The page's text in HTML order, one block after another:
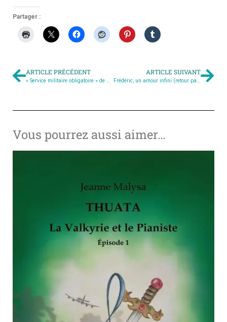
Partager :
ARTICLE PRÉCÉDENT
« Service militaire obligatoire » de Quentin Wedlin – la série complète disponible
ARTICLE SUIVANT
Frédéric, un amour infini (retour par Mickaël Burdin)
Vous pourrez aussi aimer…